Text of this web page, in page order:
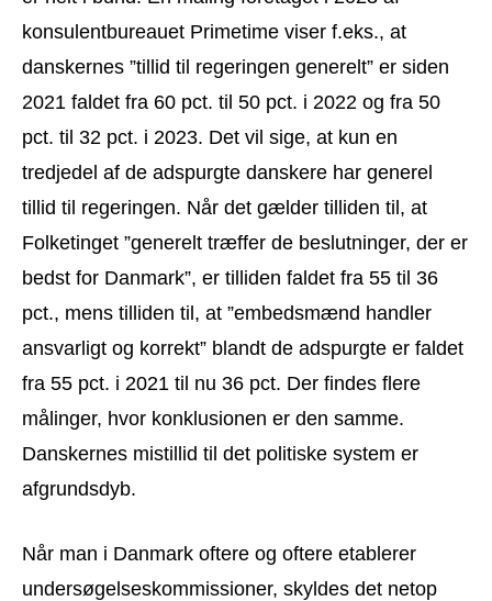
konsulentbureauet Primetime viser f.eks., at
danskernes ”tillid til regeringen generelt” er siden
2021 faldet fra 60 pct. til 50 pct. i 2022 og fra 50
pct. til 32 pct. i 2023. Det vil sige, at kun en
tredjedel af de adspurgte danskere har generel
tillid til regeringen. Når det gælder tilliden til, at
Folketinget ”generelt træffer de beslutninger, der er
bedst for Danmark”, er tilliden faldet fra 55 til 36
pct., mens tilliden til, at ”embedsmænd handler
ansvarligt og korrekt” blandt de adspurgte er faldet
fra 55 pct. i 2021 til nu 36 pct. Der findes flere
målinger, hvor konklusionen er den samme.
Danskernes mistillid til det politiske system er
afgrundsdyb.
Når man i Danmark oftere og oftere etablerer
undersøgelseskommissioner, skyldes det netop